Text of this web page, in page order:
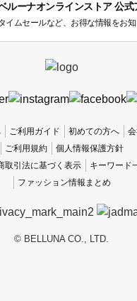
ルーナオンラインストア 公式
イムセールなど、お得な情報をお知
ご利用ガイド 初めての方へ
ご利用規約
個人情報保護方針
取引法に基づく表示
キーワード
ファッション情報まとめ
© BELLUNA CO., LTD.